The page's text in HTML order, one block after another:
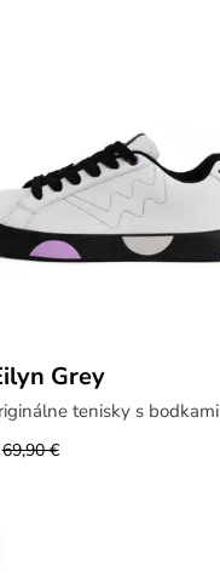
Grey
tenisky s bodkami
69,90 €